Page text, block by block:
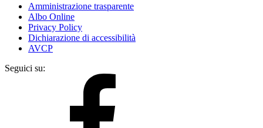
Amministrazione trasparente
Albo Online
Privacy Policy
Dichiarazione di accessibilità
AVCP
Seguici su: